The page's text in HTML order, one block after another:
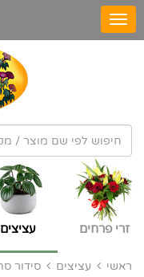
זרי פרחים עציצים
ראשי עציצים סידור